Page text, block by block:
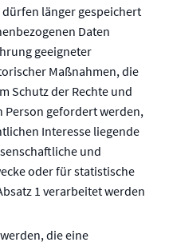
länger gespeichert
Daten
geeigneter
Maßnahmen, die
Schutz der Rechte und
gefordert werden,
Interesse liegende
und
oder für statistische
1 verarbeitet werden
die eine